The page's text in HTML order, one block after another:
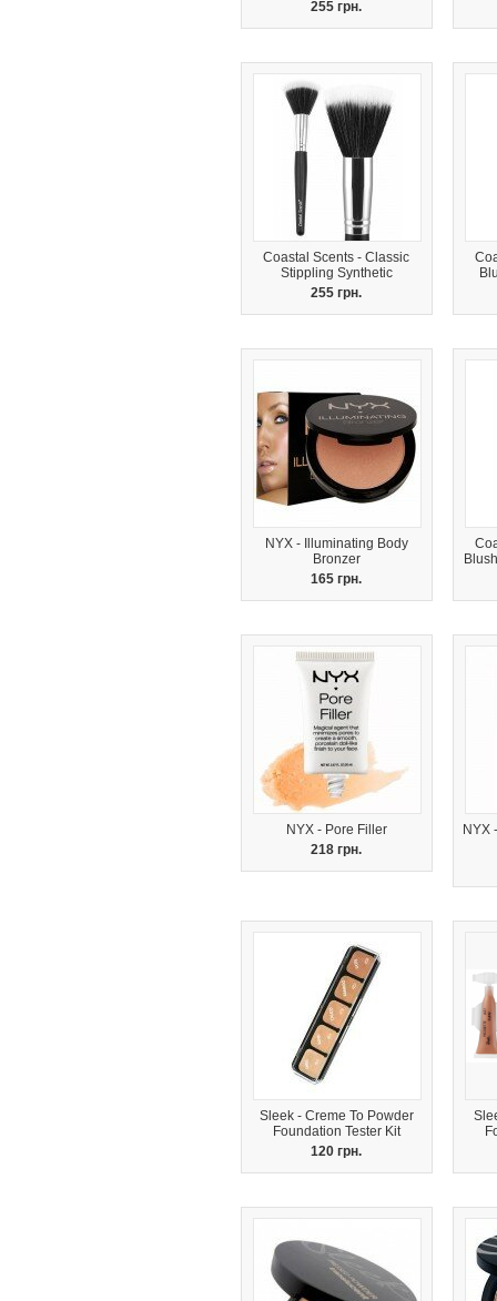
255 грн.
Coastal Scents - Classic
Stippling Synthetic
255 грн.
NYX - Illuminating Body
Bronzer
165 грн.
NYX - Pore Filler
218 грн.
NYX
Sleek - Creme To Powder
Foundation Tester Kit
120 грн.